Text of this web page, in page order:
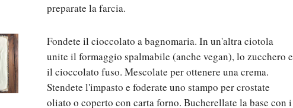
preparate la farcia.
Fondete il cioccolato a bagnomaria. In un'altra ciotola
unite il formaggio spalmabile (anche vegan), lo zucchero e
il cioccolato fuso. Mescolate per ottenere una crema.
Stendete l'impasto e foderate uno stampo per crostate
oliato o coperto con carta forno. Bucherellate la base con i